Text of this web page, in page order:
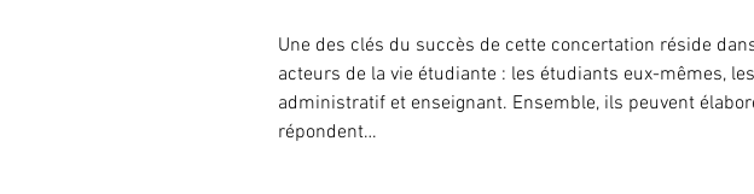
Une des clés du succès de cette concertation réside
acteurs de la vie étudiante : les étudiants eux-mêmes,
administratif et enseignant. Ensemble, ils peuvent
répondent…